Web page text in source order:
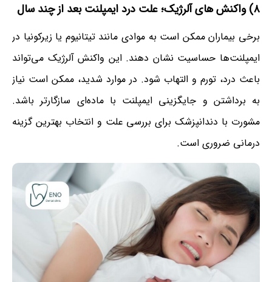
۸) واکنش های آلرژیک؛ علت درد ایمپلنت بعد از چند سال
برخی بیماران ممکن است به موادی مانند تیتانیوم یا زیرکونیا در
ایمپلنت‌ها حساسیت نشان دهند. این واکنش آلرژیک می‌تواند
باعث درد، تورم و التهاب شود. در موارد شدید، ممکن است نیاز
به برداشتن و جایگزینی ایمپلنت با ماده‌ای سازگارتر باشد.
مشورت با دندانپزشک برای بررسی علت و انتخاب بهترین گزینه
درمانی ضروری است.